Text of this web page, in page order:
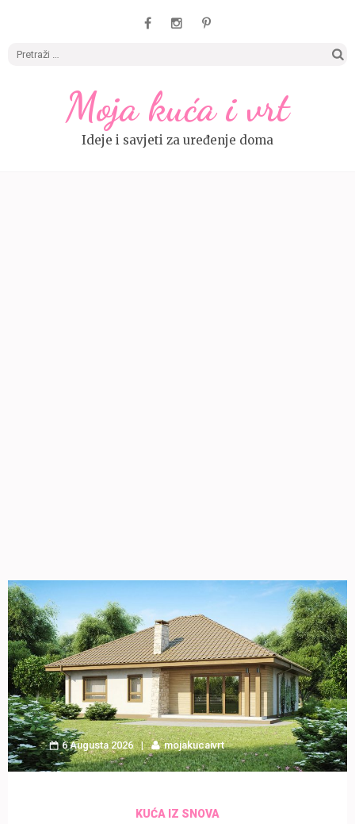
Moja kuća i vrt
Ideje i savjeti za uređenje doma
6 Augusta 2026 mojakucaivrt
KUĆA IZ SNOVA